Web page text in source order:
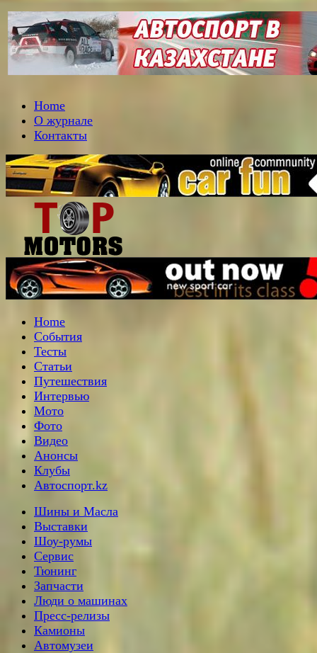
Home
О журнале
Контакты
Home
События
Тесты
Статьи
Путешествия
Интервью
Мото
Фото
Видео
Анонсы
Клубы
Автоспорт.kz
Шины и Масла
Выставки
Шоу-румы
Сервис
Тюнинг
Запчасти
Люди о машинах
Пресс-релизы
Камионы
Автомузеи